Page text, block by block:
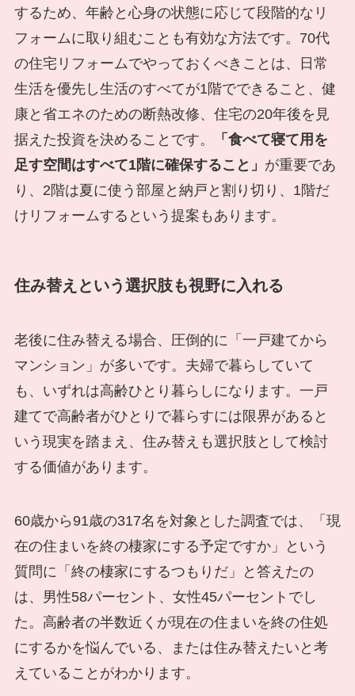
するため、年齢と心身の状態に応じて段階的なリ
フォームに取り組むことも有効な方法です。70代
の住宅リフォームでやっておくべきことは、日常
生活を優先し生活のすべてが1階でできること、健
康と省エネのための断熱改修、住宅の20年後を見
据えた投資を決めることです。
「食べて寝て用を
足す空間はすべて1階に確保すること」 が重要であ
り、2階は夏に使う部屋と納戸と割り切り、1階だ
けリフォームするという提案もあります。
住み替えという選択肢も視野に入れる
老後に住み替える場合、圧倒的に「一戸建てから
マンション」が多いです。夫婦で暮らしていて
も、いずれは高齢ひとり暮らしになります。一戸
建てで高齢者がひとりで暮らすには限界があると
いう現実を踏まえ、住み替えも選択肢として検討
する価値があります。
60歳から91歳の317名を対象とした調査では、「現
在の住まいを終の棲家にする予定ですか」という
質問に「終の棲家にするつもりだ」と答えたの
は、男性58パーセント、女性45パーセントでし
た。高齢者の半数近くが現在の住まいを終の住処
にするかを悩んでいる、または住み替えたいと考
えていることがわかります。